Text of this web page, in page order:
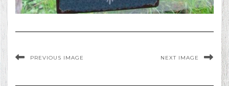
PREVIOUS IMAGE NEXT IMAGE